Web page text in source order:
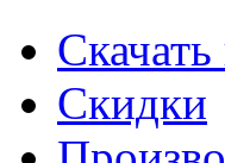
Скидки